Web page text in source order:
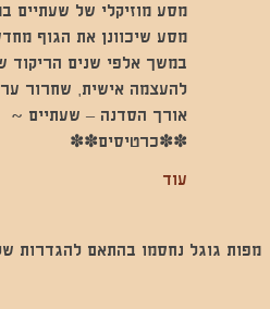
מסע מוזיקלי של שעתיים
מסע שיכוונן את הגוף
במשך אלפי שנים הריקוד
להעצמה אישית, שחרור
אורך הסדנה – שעתיים ~
✽✽כרטיסים✽✽
עוד
מפות גוגל נחסמו בהתאם להגדרות